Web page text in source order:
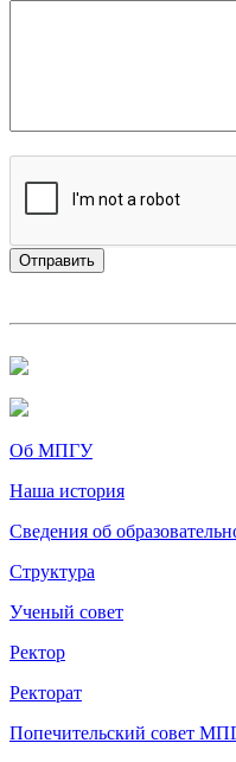
Об МПГУ
Наша история
Сведения об
Структура
Ученый совет
Ректор
Ректорат
Попечительский совет